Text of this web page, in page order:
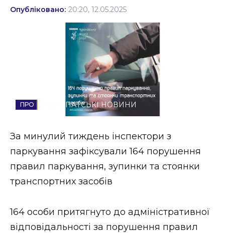
Події
Стиль життя
Втрачений Ужгород (відеоверсія)
Опубліковано: 20:20, 12.05.2025
ЗАКАРПАТСЬКІ НОВИНИ
За минулий тиждень інспектори з
паркування зафіксували 164 порушення
правил паркування, зупинки та стоянки
транспортних засобів
164 особи притягнуто до адміністративної
відповідальності за порушення правил